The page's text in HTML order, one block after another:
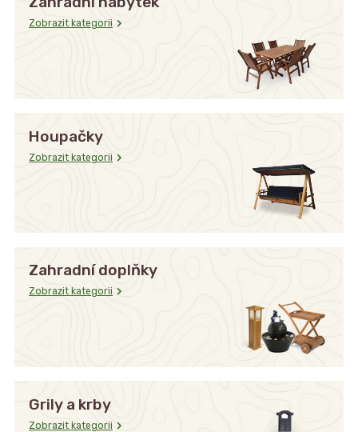
Zobrazit kategorii
Houpačky
Zobrazit kategorii
Zahradní doplňky
Zobrazit kategorii
Grily a krby
Zobrazit kategorii